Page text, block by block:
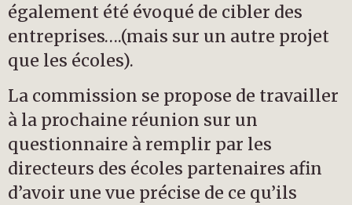
également été évoqué de cibler des
entreprises….(mais sur un autre projet
que les écoles).
La commission se propose de travailler
à la prochaine réunion sur un
questionnaire à remplir par les
directeurs des écoles partenaires afin
d’avoir une vue précise de ce qu’ils